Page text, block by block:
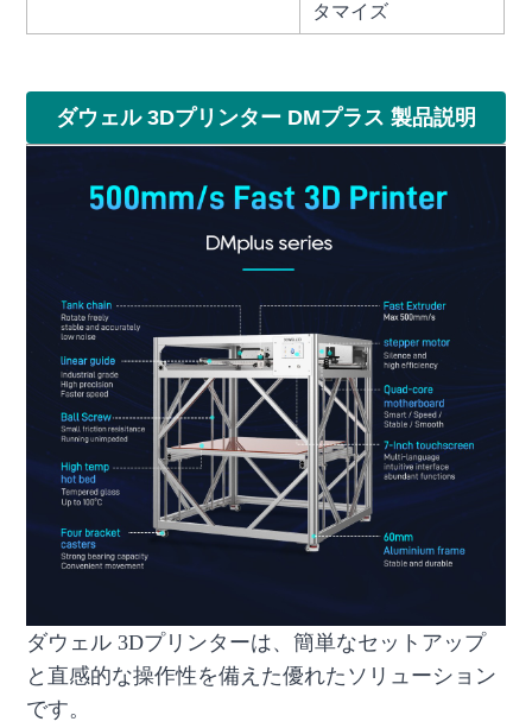
タマイズ
ダウェル 3Dプリンター DMプラス 製品説明
ダウェル 3Dプリンターは、簡単なセットアップ
と直感的な操作性を備えた優れたソリューション
です。